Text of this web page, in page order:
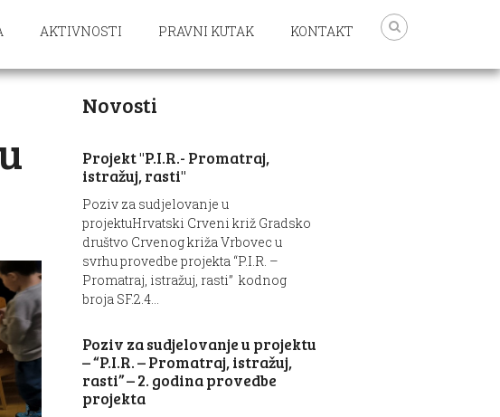
AKTIVNOSTI PRAVNI KUTAK KONTAKT
Novosti
Projekt "P.I.R.- Promatraj,
istražuj, rasti"
Poziv za sudjelovanje u
projektuHrvatski Crveni križ Gradsko
društvo Crvenog križa Vrbovec u
svrhu provedbe projekta “P.I.R. –
Promatraj, istražuj, rasti” kodnog
broja SF.2.4...
Poziv za sudjelovanje u projektu
– “P.I.R. – Promatraj, istražuj,
rasti” – 2. godina provedbe
projekta